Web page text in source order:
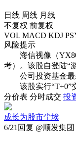
日线 周线 月线
不复权 前复权
VOL MACD KDJ
风险提示
海信视像（
考）。该股自登陆“
公司投资基金最
该股实行“T+0”
分价表 分时成交 投
成长为股市尘埃
6/21 回复 @顺发集